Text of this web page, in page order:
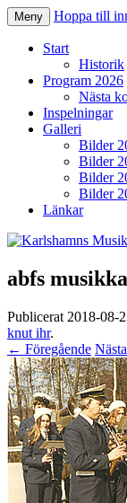
Meny Hoppa till
Start
Historik
Program 2026
Nästa
Inspelningar
Galleri
Bilder
Bilder
Bilder
Bilder
Länkar
abfs
Publicerat 2018-08-
knut ihr.
← Föregående